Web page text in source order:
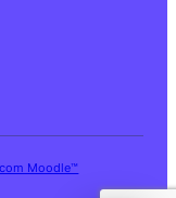
Moodle™